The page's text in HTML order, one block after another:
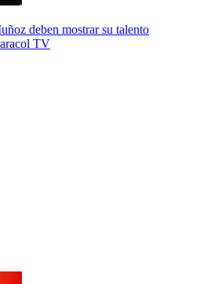
deben mostrar su talento
TV